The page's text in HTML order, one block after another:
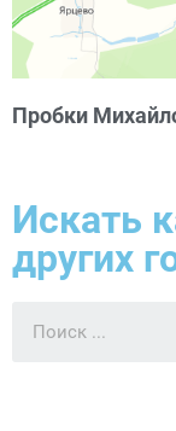
Пробки
Искать
других